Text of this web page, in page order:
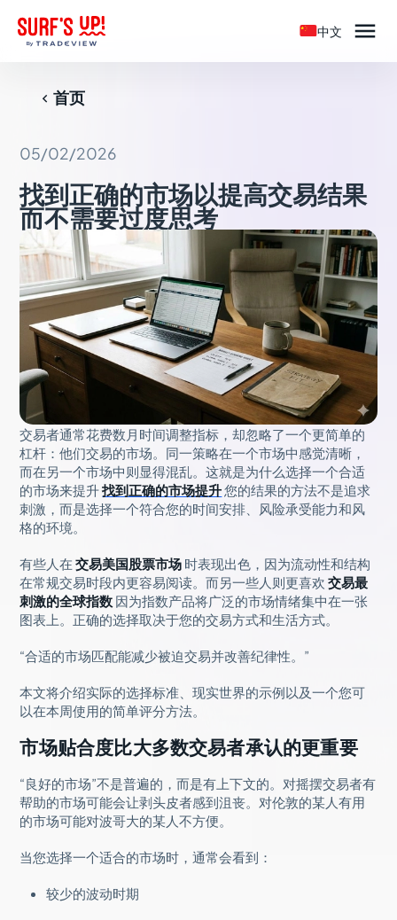
中文 
首页
05/02/2026
找到正确的市场以提高交易结果
而不需要过度思考
交易者通常花费数月时间调整指标，却忽略了一个更简单的
杠杆：他们交易的市场。同一策略在一个市场中感觉清晰，
而在另一个市场中则显得混乱。这就是为什么选择一个合适
的市场来提升找到正确的市场提升您的结果的方法不是追求
刺激，而是选择一个符合您的时间安排、风险承受能力和风
格的环境。
有些人在交易美国股票市场 时表现出色，因为流动性和结构
在常规交易时段内更容易阅读。而另一些人则更喜欢交易最
刺激的全球指数 因为指数产品将广泛的市场情绪集中在一张
图表上。正确的选择取决于您的交易方式和生活方式。
“合适的市场匹配能减少被迫交易并改善纪律性。”
本文将介绍实际的选择标准、现实世界的示例以及一个您可
以在本周使用的简单评分方法。
市场贴合度比大多数交易者承认的更重要
“良好的市场”不是普遍的，而是有上下文的。对摇摆交易者有
帮助的市场可能会让剥头皮者感到沮丧。对伦敦的某人有用
的市场可能对波哥大的某人不方便。
当您选择一个适合的市场时，通常会看到：
较少的波动时期